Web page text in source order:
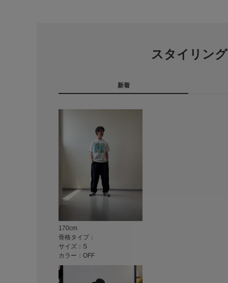
スタイリング
新着
170cm
骨格タイプ：
サイズ：S
カラー：OFF